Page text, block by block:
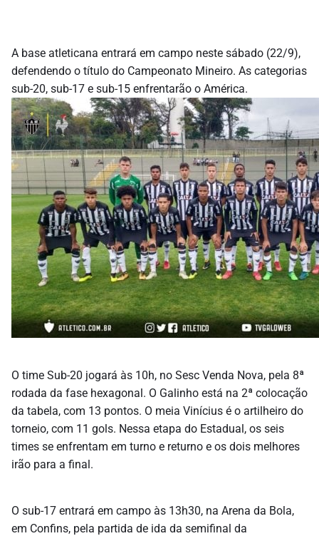
A base atleticana entrará em campo neste sábado (22/9),
defendendo o título do Campeonato Mineiro. As categorias
sub-20, sub-17 e sub-15 enfrentarão o América.
O time Sub-20 jogará às 10h, no Sesc Venda Nova, pela 8ª
rodada da fase hexagonal. O Galinho está na 2ª colocação
da tabela, com 13 pontos. O meia Vinícius é o artilheiro do
torneio, com 11 gols. Nessa etapa do Estadual, os seis
times se enfrentam em turno e returno e os dois melhores
irão para a final.
O sub-17 entrará em campo às 13h30, na Arena da Bola,
em Confins, pela partida de ida da semifinal da